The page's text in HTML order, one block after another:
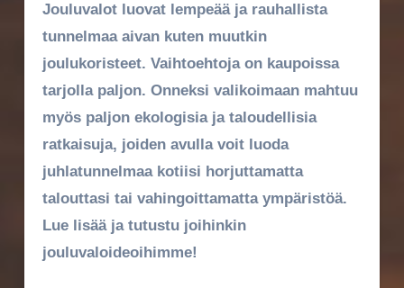
Jouluvalot luovat lempeää ja rauhallista
tunnelmaa aivan kuten muutkin
joulukoristeet. Vaihtoehtoja on kaupoissa
tarjolla paljon. Onneksi valikoimaan mahtuu
myös paljon ekologisia ja taloudellisia
ratkaisuja, joiden avulla voit luoda
juhlatunnelmaa kotiisi horjuttamatta
talouttasi tai vahingoittamatta ympäristöä.
Lue lisää ja tutustu joihinkin
jouluvaloideoihimme!